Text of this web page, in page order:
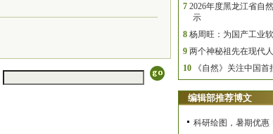
7 2026年度黑龙江省自
示
8 杨周旺：为国产工业
9 两个神秘祖先在现代
10
《自然》关注中国
编辑部推荐博文
科研绘图，暑期优惠